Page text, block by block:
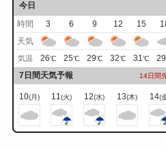
今日
時間
3 6 9 12 15
天気
気温 26℃ 25℃ 29℃ 32℃ 31℃ 29
7日間天気予報 14日間
10(月) 11(火) 12(水) 13(木) 14(